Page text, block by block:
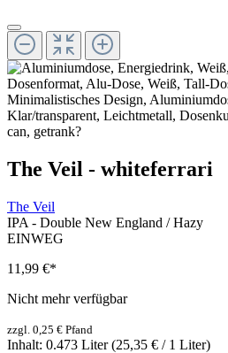
The Veil - whiteferrari
The Veil
IPA - Double New England / Hazy
EINWEG
11,99 €*
Nicht mehr verfügbar
zzgl. 0,25 € Pfand
Inhalt: 0.473 Liter(25,35 € / 1 Liter)